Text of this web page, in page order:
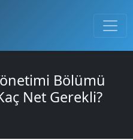
Bölümü
Net Gerekli?